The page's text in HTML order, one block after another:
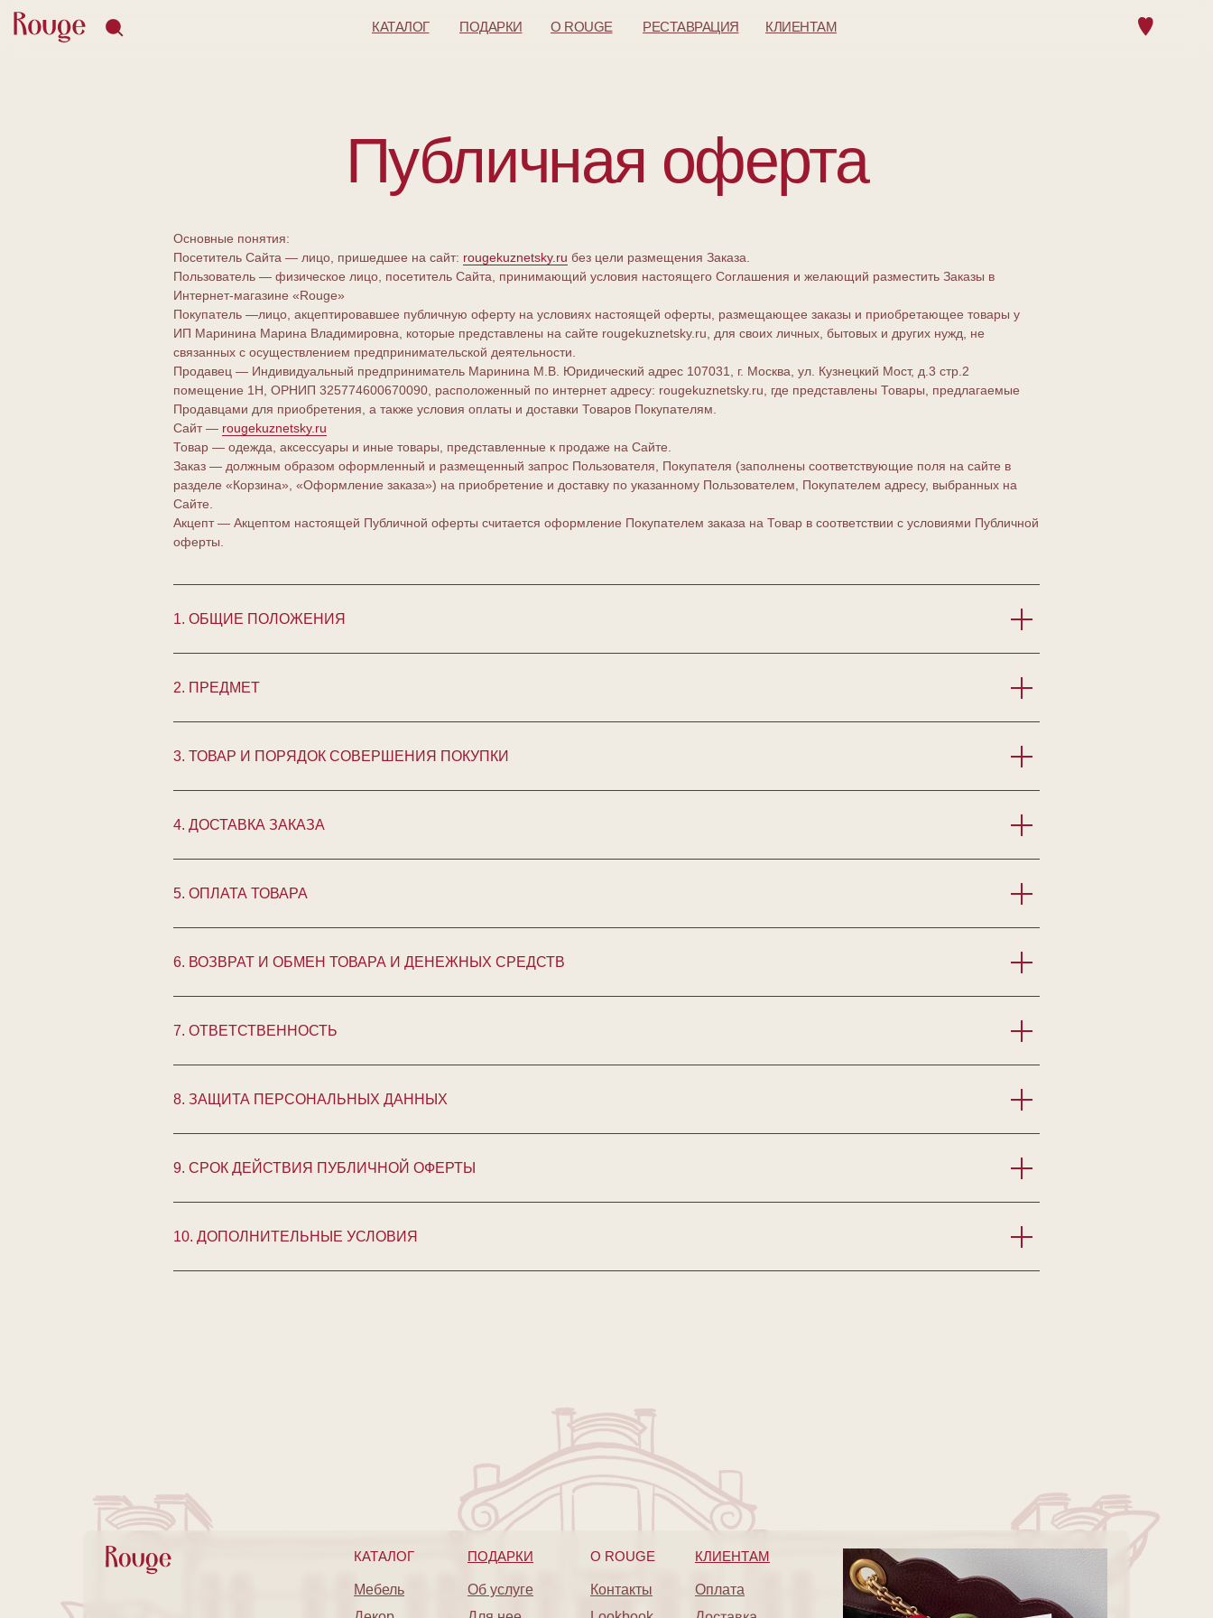
КАТАЛОГ ПОДАРКИ O ROUGE РЕСТАВРАЦИЯ КЛИЕНТАМ
Публичная оферта
Основные понятия:
Посетитель Сайта — лицо, пришедшее на сайт: rougekuznetsky.ru без цели размещения Заказа.
Пользователь — физическое лицо, посетитель Сайта, принимающий условия настоящего Соглашения и желающий разместить Заказы в
Интернет-магазине «Rouge»
Покупатель —лицо, акцептировавшее публичную оферту на условиях настоящей оферты, размещающее заказы и приобретающее товары у
ИП Маринина Марина Владимировна, которые представлены на сайте rougekuznetsky.ru, для своих личных, бытовых и других нужд, не
связанных с осуществлением предпринимательской деятельности.
Продавец — Индивидуальный предприниматель Маринина М.В. Юридический адрес 107031, г. Москва, ул. Кузнецкий Мост, д.3 стр.2
помещение 1Н, ОРНИП 325774600670090, расположенный по интернет адресу: rougekuznetsky.ru, где представлены Товары, предлагаемые
Продавцами для приобретения, а также условия оплаты и доставки Товаров Покупателям.
Сайт — rougekuznetsky.ru
Товар — одежда, аксессуары и иные товары, представленные к продаже на Сайте.
Заказ — должным образом оформленный и размещенный запрос Пользователя, Покупателя (заполнены соответствующие поля на сайте в
разделе «Корзина», «Оформление заказа») на приобретение и доставку по указанному Пользователем, Покупателем адресу, выбранных на
Сайте.
Акцепт — Акцептом настоящей Публичной оферты считается оформление Покупателем заказа на Товар в соответствии с условиями Публичной
оферты.
1. ОБЩИЕ ПОЛОЖЕНИЯ
2. ПРЕДМЕТ
3. ТОВАР И ПОРЯДОК СОВЕРШЕНИЯ ПОКУПКИ
4. ДОСТАВКА ЗАКАЗА
5. ОПЛАТА ТОВАРА
6. ВОЗВРАТ И ОБМЕН ТОВАРА И ДЕНЕЖНЫХ СРЕДСТВ
7. ОТВЕТСТВЕННОСТЬ
8. ЗАЩИТА ПЕРСОНАЛЬНЫХ ДАННЫХ
9. СРОК ДЕЙСТВИЯ ПУБЛИЧНОЙ ОФЕРТЫ
10. ДОПОЛНИТЕЛЬНЫЕ УСЛОВИЯ
КАТАЛОГ ПОДАРКИ O ROUGE КЛИЕНТАМ
Мебель
Об услуге
Контакты
Оплата